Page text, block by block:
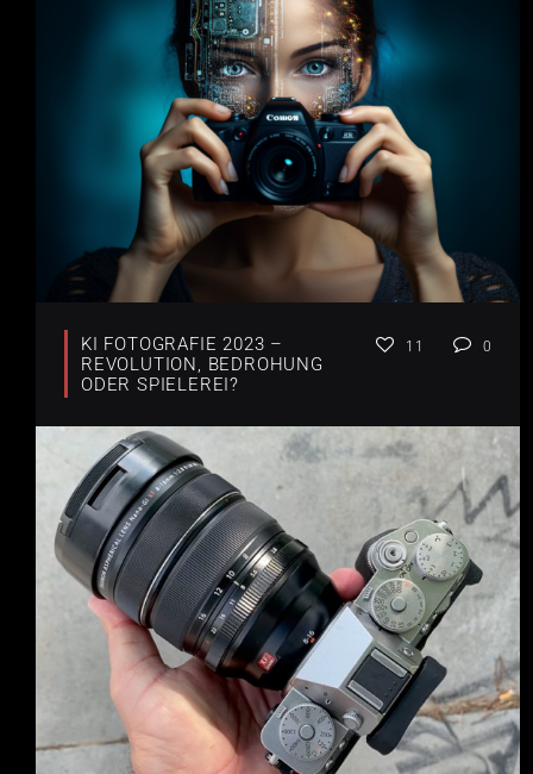
KI FOTOGRAFIE 2023 –
REVOLUTION, BEDROHUNG
ODER SPIELEREI?
11 0